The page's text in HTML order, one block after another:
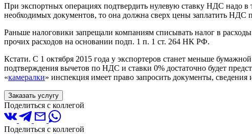
При экспортных операциях подтвердить нулевую ставку НДС надо в
необходимых документов, то она должна сверх цены заплатить НДС
Раньше налоговики запрещали компаниям списывать налог в
прочих расходов на основании подп. 1 п. 1 ст. 264 НК РФ.
Кстати. С 1 октября 2015 года у экспортеров станет меньше
подтверждения вычетов по НДС и ставки 0% достаточно будет
«камералки» инспекция имеет право запросить документы,
Заказать услугу
Поделиться с коллегой
Поделиться с коллегой